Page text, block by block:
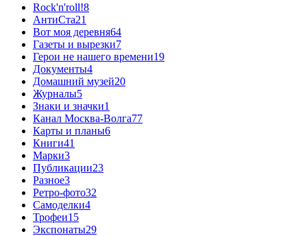
Rock'n'roll!8
АнтиСта21
Вот моя деревня64
Газеты и вырезки7
Герои не нашего времени19
Документы4
Домашний музей20
Журналы5
Знаки и значки1
Канал Москва-Волга77
Карты и планы6
Книги41
Марки3
Публикации23
Разное3
Ретро-фото32
Самоделки4
Трофеи15
Экспонаты29